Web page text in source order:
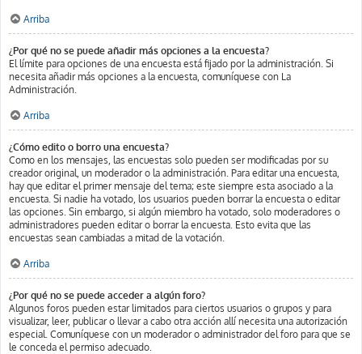
Arriba
¿Por qué no se puede añadir más opciones a la encuesta?
El límite para opciones de una encuesta está fijado por la administración. Si
necesita añadir más opciones a la encuesta, comuníquese con La
Administración.
Arriba
¿Cómo edito o borro una encuesta?
Como en los mensajes, las encuestas solo pueden ser modificadas por su
creador original, un moderador o la administración. Para editar una encuesta,
hay que editar el primer mensaje del tema; este siempre esta asociado a la
encuesta. Si nadie ha votado, los usuarios pueden borrar la encuesta o editar
las opciones. Sin embargo, si algún miembro ha votado, solo moderadores o
administradores pueden editar o borrar la encuesta. Esto evita que las
encuestas sean cambiadas a mitad de la votación.
Arriba
¿Por qué no se puede acceder a algún foro?
Algunos foros pueden estar limitados para ciertos usuarios o grupos y para
visualizar, leer, publicar o llevar a cabo otra acción allí necesita una autorización
especial. Comuníquese con un moderador o administrador del foro para que se
le conceda el permiso adecuado.